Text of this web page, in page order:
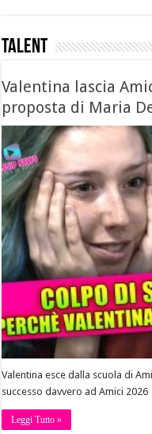
TALENT
Valentina lascia
proposta di Maria
Valentina esce dalla scuola di
successo davvero ad Amici 2026
Leggi Tutto »